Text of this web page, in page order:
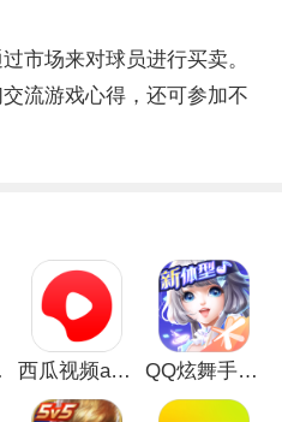
场来对球员进行买卖。
游戏心得，还可参加不
西瓜视频app安卓版 QQ炫舞手游破解版